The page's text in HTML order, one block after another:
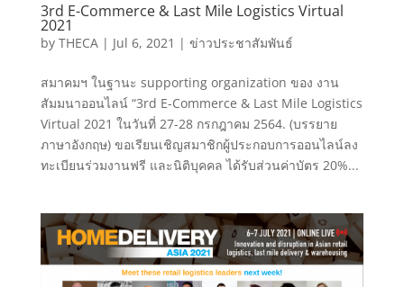
3rd E-Commerce & Last Mile Logistics Virtual
2021
by THECA| Jul 6, 2021 | ข่าวประชาสัมพันธ์
สมาคมฯ ในฐานะ supporting organization ของ งาน
สัมมนาออนไลน์ “3rd E-Commerce & Last Mile Logistics
Virtual 2021 ในวันที่ 27-28 กรกฎาคม 2564. (บรรยาย
ภาษาอังกฤษ) ขอเรียนเชิญสมาชิกผู้ประกอบการออนไลน์ลง
ทะเบียนร่วมงานฟรี และนิติบุคคล ได้รับส่วนค่าบัตร 20%...